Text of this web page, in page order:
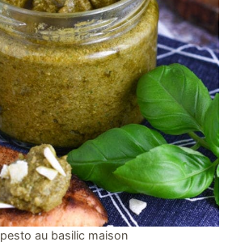
pesto au basilic maison